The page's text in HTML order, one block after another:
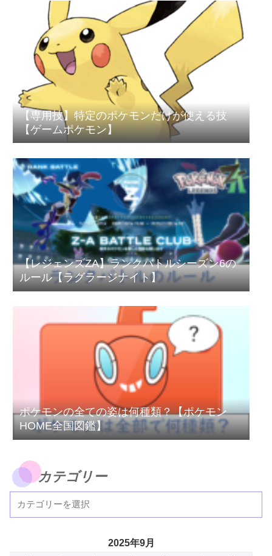
【専用技】特定のポケモンだけが使える技
【ゲームポケモン】
【レジェンズZA】ランクバトルシーズン6の
ルール【ラグラージナイト】
ポケモンの全ての姿は何種類？【ポケモン
HOME全国図鑑】
カテゴリー
2025年9月